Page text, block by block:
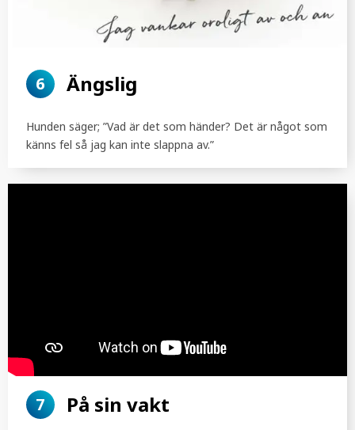
6 Ängslig
Hunden säger; ”Vad är det som händer? Det är något som
känns fel så jag kan inte slappna av.”
7 På sin vakt